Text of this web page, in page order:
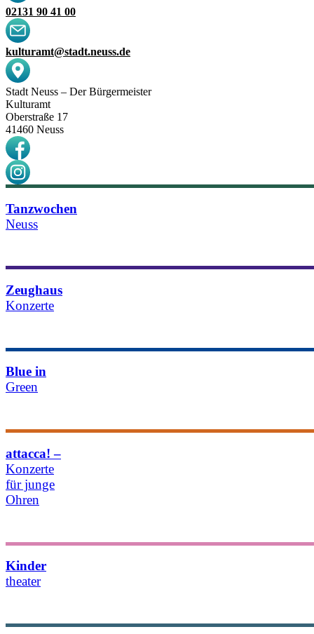
02131 90 41 00
kulturamt@stadt.neuss.de
Stadt Neuss – Der Bürgermeister
Kulturamt
Oberstraße 17
41460 Neuss
Tanzwochen
Neuss
Zeughaus​
Konzerte
Blue in
Green
attacca! –
Konzerte
für junge
Ohren
Kinder­​
theater